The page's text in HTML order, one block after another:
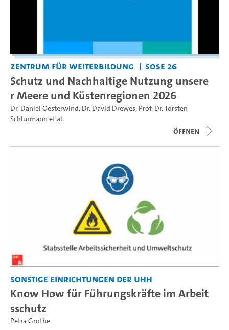
Zentrum für Weiterbildung SoSe 26
Schutz und Nachhaltige Nutzung unsere
r Meere und Küstenregionen 2026
Dr. Daniel Oesterwind, Dr. David Drewes, Prof. Dr. Torsten
Schlurmann et al.
Öffnen
Sonstige Einrichtungen der UHH
Know How für Führungskräfte im Arbeit
sschutz
Petra Grothe